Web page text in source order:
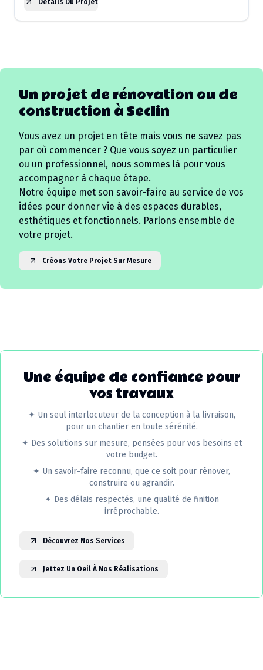
Détails Du Projet
Un projet de rénovation ou de
construction àSeclin
Vous avez un projet en tête mais vous ne savez pas
par où commencer ? Que vous soyez un particulier
ou un professionnel, nous sommes là pour vous
accompagner à chaque étape.
Notre équipe met son savoir-faire au service de vos
idées pour donner vie à des espaces durables,
esthétiques et fonctionnels. Parlons ensemble de
votre projet.
Créons Votre Projet Sur Mesure
Une équipe de confiance pour
vos travaux
✦ Un seul interlocuteur de la conception à la livraison,
pour un chantier en toute sérénité.
✦ Des solutions sur mesure, pensées pour vos besoins et
votre budget.
✦ Un savoir-faire reconnu, que ce soit pour rénover,
construire ou agrandir.
✦ Des délais respectés, une qualité de finition
irréprochable.
Découvrez Nos Services
Jettez Un Oeil À Nos Réalisations